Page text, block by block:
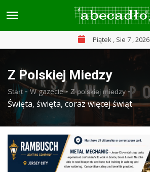
Piątek , Sie 7 , 2026
Z Polskiej Miedzy
Start - W gazecie- Z polskiej miedzy-
Święta, święta, coraz więcej świąt